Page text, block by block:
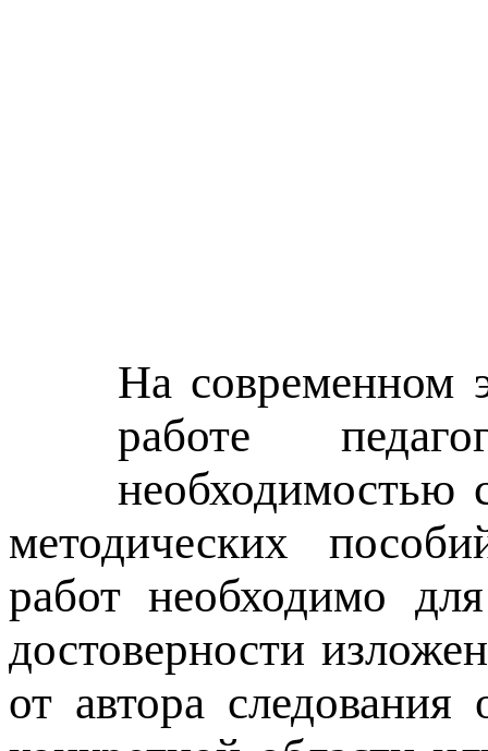
На современном
работе
необходимостью
методических
работ необходимо
достоверности
от автора